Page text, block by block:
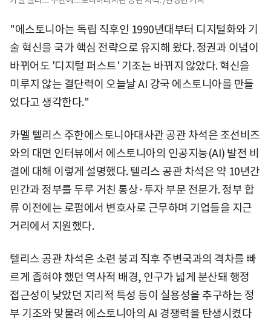
"에스토니아는 독립 직후인 1990년대부터 디지털화와 기
술 혁신을 국가 핵심 전략으로 유지해 왔다. 정권과 이념이
바뀌어도 '디지털 퍼스트' 기조는 바뀌지 않았다. 혁신을
미루지 않는 결단력이 오늘날 AI 강국 에스토니아를 만들
었다고 생각한다."
카멜 텔리스 주한에스토니아대사관 공관 차석은 조선비즈
와의 대면 인터뷰에서 에스토니아의 인공지능(AI) 발전 비
결에 대해 이렇게 설명했다. 텔리스 공관 차석은 약 10년간
민간과 정부를 두루 거친 통상·투자 부문 전문가. 정부 합
류 이전에는 로펌에서 변호사로 근무하며 기업들을 지근
거리에서 지원했다.
텔리스 공관 차석은 소련 붕괴 직후 주변국과의 격차를 빠
르게 좁혀야 했던 역사적 배경, 인구가 넓게 분산돼 행정
접근성이 낮았던 지리적 특성 등이 실용성을 추구하는 정
부 기조와 맞물려 에스토니아의 AI 경쟁력을 탄생시켰다